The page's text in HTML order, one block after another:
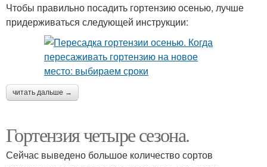
Чтобы правильно посадить гортензию осенью, лучше
придерживаться следующей инструкции:
читать дальше →
Гортензия четыре сезона.
Сейчас выведено большое количество сортов